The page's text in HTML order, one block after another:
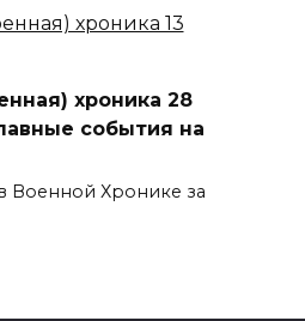
хроника 28
события на
Военной Хронике за